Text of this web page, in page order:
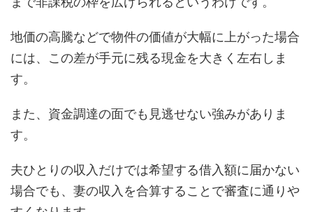
地価の高騰などで物件の価値が大幅に上がった場合
には、この差が手元に残る現金を大きく左右しま
す。
また、資金調達の面でも見逃せない強みがありま
す。
夫ひとりの収入だけでは希望する借入額に届かない
場合でも、妻の収入を合算することで審査に通りや